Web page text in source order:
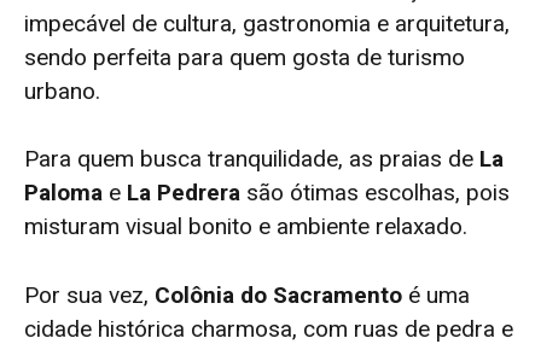
impecável de cultura, gastronomia e arquitetura,
sendo perfeita para quem gosta de turismo
urbano.
Para quem busca tranquilidade, as praias de La
Paloma e La Pedrera são ótimas escolhas, pois
misturam visual bonito e ambiente relaxado.
Por sua vez, Colônia do Sacramento é uma
cidade histórica charmosa, com ruas de pedra e